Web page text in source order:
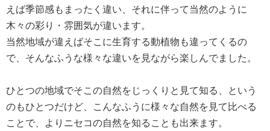
えば季節感もまったく違い、それに伴って当然のように
木々の彩り・雰囲気が違います。
当然地域が違えばそこに生育する動植物も違ってくるの
で、そんなふうな様々な違いを見ながら楽しんでました。
ひとつの地域でそこの自然をじっくりと見て知る、という
のもひとつだけど、こんなふうに様々な自然を見て比べる
ことで、よりニセコの自然を知ることも出来ます。